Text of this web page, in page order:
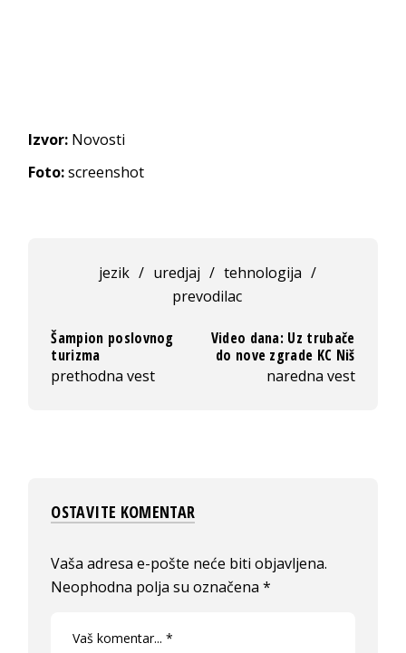
Izvor: Novosti
Foto:screenshot
jezik / uredjaj / tehnologija /
prevodilac
Šampion poslovnog
turizma
prethodna vest
Video dana: Uz trubače
do nove zgrade KC Niš
naredna vest
OSTAVITE KOMENTAR
Vaša adresa e-pošte neće biti objavljena.
Neophodna polja su označena*